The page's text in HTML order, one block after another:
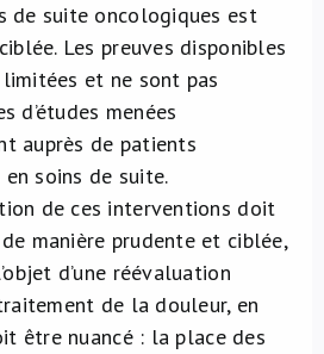
de suite oncologiques est
Les preuves disponibles
et ne sont pas
d’études menées
auprès de patients
soins de suite.
de ces interventions doit
manière prudente et ciblée,
d’une réévaluation
de la douleur, en
être nuancé : la place des